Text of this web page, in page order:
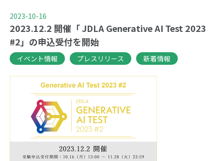
2023-10-16
2023.12.2 開催「 JDLA Generative AI Test 2023
#2」の申込受付を開始
イベント情報 プレスリリース 新着情報